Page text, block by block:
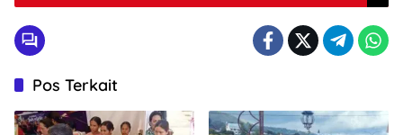
Pos Terkait